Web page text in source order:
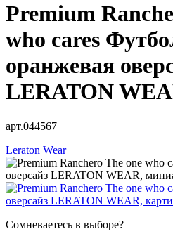
Premium
who cares
оранжевая
LERATON
арт.044567
Leraton Wear
Сомневаетесь в выборе?